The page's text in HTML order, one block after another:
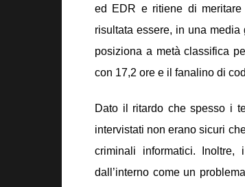
ed EDR e ritiene di meritare
risultata essere, in una media
posiziona a metà classifica
con 17,2 ore e il fanalino di
Dato il ritardo che spesso i
intervistati non erano sicuri
criminali informatici.
dall’interno come un